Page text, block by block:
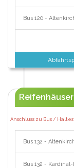
Bus 120 -
Reifenhäuser
Anschluss zu Bus /
Bus 132 -
Bus 132 -